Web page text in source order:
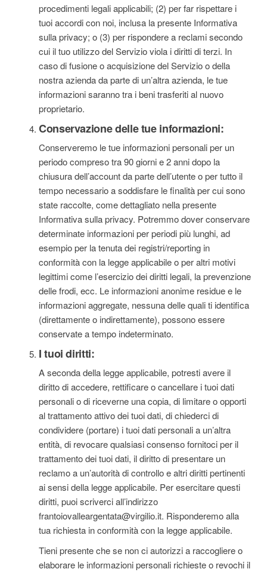
procedimenti legali applicabili; (2) per far rispettare i
tuoi accordi con noi, inclusa la presente Informativa
sulla privacy; o (3) per rispondere a reclami secondo
cui il tuo utilizzo del Servizio viola i diritti di terzi. In
caso di fusione o acquisizione del Servizio o della
nostra azienda da parte di un’altra azienda, le tue
informazioni saranno tra i beni trasferiti al nuovo
proprietario.
Conservazione delle tue informazioni:
Conserveremo le tue informazioni personali per un
periodo compreso tra 90 giorni e 2 anni dopo la
chiusura dell’account da parte dell’utente o per tutto il
tempo necessario a soddisfare le finalità per cui sono
state raccolte, come dettagliato nella presente
Informativa sulla privacy. Potremmo dover conservare
determinate informazioni per periodi più lunghi, ad
esempio per la tenuta dei registri/reporting in
conformità con la legge applicabile o per altri motivi
legittimi come l’esercizio dei diritti legali, la prevenzione
delle frodi, ecc. Le informazioni anonime residue e le
informazioni aggregate, nessuna delle quali ti identifica
(direttamente o indirettamente), possono essere
conservate a tempo indeterminato.
I tuoi diritti:
A seconda della legge applicabile, potresti avere il
diritto di accedere, rettificare o cancellare i tuoi dati
personali o di riceverne una copia, di limitare o opporti
al trattamento attivo dei tuoi dati, di chiederci di
condividere (portare) i tuoi dati personali a un’altra
entità, di revocare qualsiasi consenso fornitoci per il
trattamento dei tuoi dati, il diritto di presentare un
reclamo a un’autorità di controllo e altri diritti pertinenti
ai sensi della legge applicabile. Per esercitare questi
diritti, puoi scriverci all’indirizzo
frantoiovalleargentata@virgilio.it. Risponderemo alla
tua richiesta in conformità con la legge applicabile.
Tieni presente che se non ci autorizzi a raccogliere o
elaborare le informazioni personali richieste o revochi il